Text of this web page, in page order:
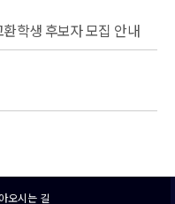
학생 후보자 모집 안내
오시는 길